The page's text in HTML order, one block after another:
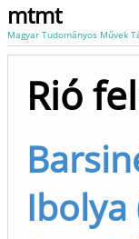
mtmt
Magyar Tudományos Művek
Rió
Ibolya